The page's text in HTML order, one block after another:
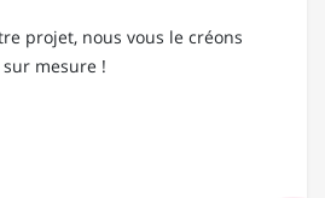
projet, nous vous le créons
sur mesure !